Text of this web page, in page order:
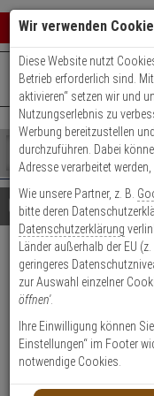
0
Shop
durchsuchen
Bitte
geben
Sie
mindestens
Zeichen
ein,
um
Suche
Es
wurde
noch
Kategorien
Suche
gestartet
+49 (0)821 899 493-0
Details
ABUS
schwarz gl.
Produktmerkmale
Datenblatt drucken
Wir verwenden
Diese Website nutzt
Betrieb erforderlich sind.
aktivieren“ setzen wir und
Nutzungserlebnis zu
Werbung bereitzustellen
durchzuführen. Dabei
Adresse verarbeitet
Wie unsere Partner, z. B.
bitte deren
Datenschutzerklärung
Länder außerhalb der EU
geringeres
zur Auswahl einzelner
öffnen'.
Ihre Einwilligung können
Einstellungen“ im Footer
notwendige Cookies.